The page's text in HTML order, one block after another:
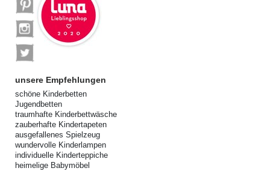
unsere Empfehlungen
schöne Kinderbetten
Jugendbetten
traumhafte Kinderbettwäsche
zauberhafte Kindertapeten
ausgefallenes Spielzeug
wundervolle Kinderlampen
individuelle Kinderteppiche
heimelige Babymöbel